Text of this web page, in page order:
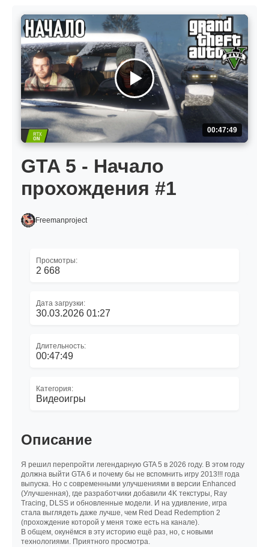
00:47:49
GTA 5 - Начало
прохождения #1
Freemanproject
Просмотры:
2 668
Дата загрузки:
30.03.2026 01:27
Длительность:
00:47:49
Категория:
Видеоигры
Описание
Я решил перепройти легендарную GTA 5 в 2026 году. В этом году
должна выйти GTA 6 и почему бы не вспомнить игру 2013!!! года
выпуска. Но с современными улучшениями в версии Enhanced
(Улучшенная), где разработчики добавили 4K текстуры, Ray
Tracing, DLSS и обновленные модели. И на удивление, игра
стала выглядеть даже лучше, чем Red Dead Redemption 2
(прохождение которой у меня тоже есть на канале).
В общем, окунёмся в эту историю ещё раз, но, с новыми
технологиями. Приятного просмотра.